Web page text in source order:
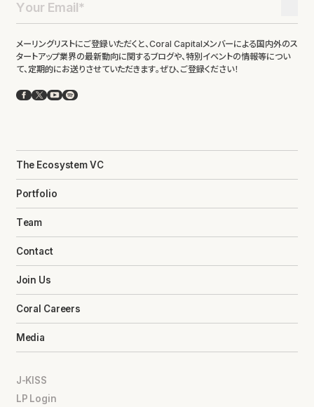
メーリングリストにご登録いただくと、Coral Capitalメンバーによる国内外のス
タートアップ業界の最新動向に関するブログや、特別イベントの情報等につい
て、定期的にお送りさせていただきます。ぜひ、ご登録ください！
Facebook
X YouTube
Spotify
The Ecosystem VC
Portfolio
Team
Contact
Join Us
Coral Careers
Media
J-KISS
LP Login